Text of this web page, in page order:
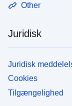
Other
Juridisk
Juridisk
Cookies
Tilgængelighed